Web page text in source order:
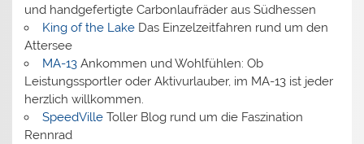
und handgefertigte Carbonlaufräder aus Südhessen
King of the LakeDas Einzelzeitfahren rund um den
Attersee
MA-13Ankommen und Wohlfühlen: Ob
Leistungssportler oder Aktivurlauber, im MA-13 ist jeder
herzlich willkommen.
SpeedVilleToller Blog rund um die Faszination
Rennrad